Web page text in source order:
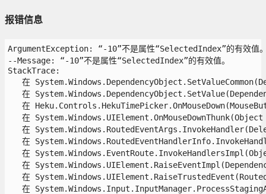
报错信息
ArgumentException: “-10”不是属性“SelectedIndex”的有效值
--Message: “-10”不是属性“SelectedIndex”的有效值。
StackTrace:
在
在
在
在
在
在
在
在
在
在